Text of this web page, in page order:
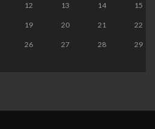
12 13 14 15
19 20 21 22
26 27 28 29